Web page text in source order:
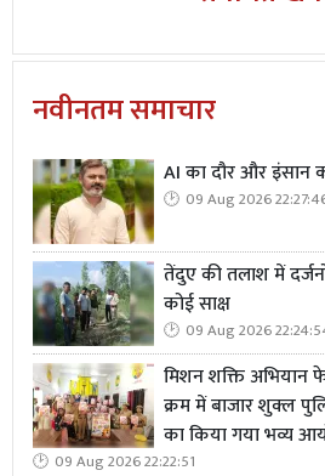
नवीनतम समाचार
AI का दौर और इंसान
09 Aug 2026
तेंदुए की तलाश में
कोई साक्ष
09 Aug 2026
मिशन शक्ति अभियान
क्रम में बाजार शुक्ल
का किया गया भव्य
09 Aug 2026 22:22:51